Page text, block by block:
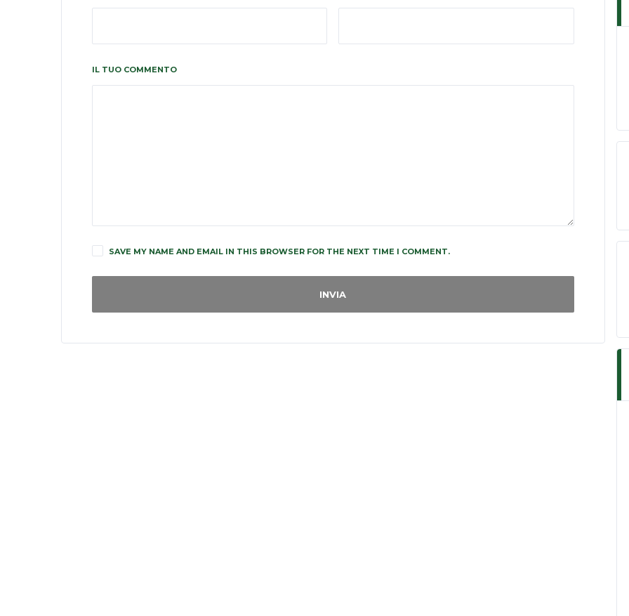
IL TUO COMMENTO
SAVE MY NAME AND EMAIL IN THIS BROWSER FOR THE NEXT TIME I COMMENT.